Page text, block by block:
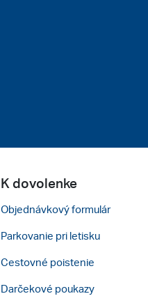
K dovolenke
Objednávkový formulár
Parkovanie pri letisku
Cestovné poistenie
Darčekové poukazy